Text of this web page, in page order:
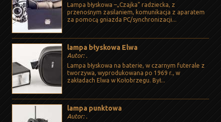
Lampa błyskowa –„Czajka” radziecka, z
przenośnym zasilaniem, komunikacja z aparatem
za pomocą gniazda PC/synchronizacji...
lampa błyskowa Elwa
Autor: .
Lampa błyskowa na baterie, w czarnym futerale z
tworzywa, wyprodukowana po 1969 r., w
zakładach Elwa w Kołobrzegu. Był...
lampa punktowa
Autor: .